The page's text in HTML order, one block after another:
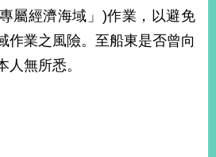
屬經濟海域」)作業，以避免
作業之風險。至船東是否曾向
人無所悉。